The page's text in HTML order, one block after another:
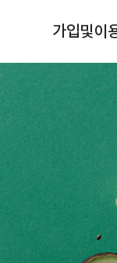
가입및이
조합원 가입